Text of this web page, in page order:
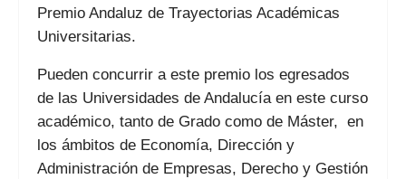
Premio Andaluz de Trayectorias Académicas
Universitarias.
Pueden concurrir a este premio los egresados
de las Universidades de Andalucía en este curso
académico, tanto de Grado como de Máster, en
los ámbitos de Economía, Dirección y
Administración de Empresas, Derecho y Gestión